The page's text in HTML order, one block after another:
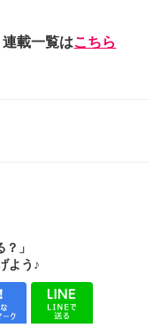
載一覧はこちら
」
よう♪